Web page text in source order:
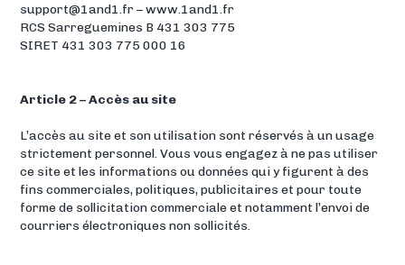
support@1and1.fr – www.1and1.fr
RCS Sarreguemines B 431 303 775
SIRET 431 303 775 000 16
Article 2 – Accès au site
L’accès au site et son utilisation sont réservés à un usage
strictement personnel. Vous vous engagez à ne pas utiliser
ce site et les informations ou données qui y figurent à des
fins commerciales, politiques, publicitaires et pour toute
forme de sollicitation commerciale et notamment l’envoi de
courriers électroniques non sollicités.